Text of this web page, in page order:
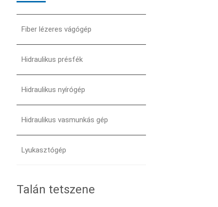
Fiber lézeres vágógép
Hidraulikus présfék
Hidraulikus nyírógép
Hidraulikus vasmunkás gép
Lyukasztógép
Talán tetszene